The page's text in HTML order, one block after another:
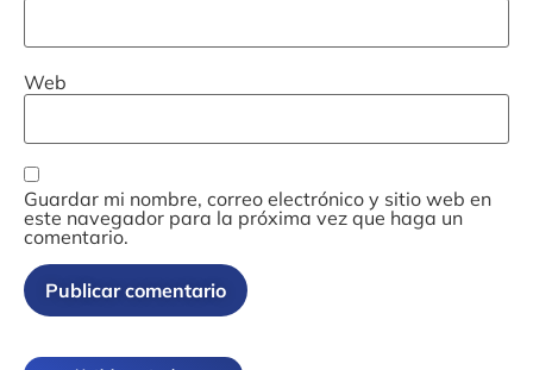
Web
Guardar mi nombre, correo electrónico y sitio web en
este navegador para la próxima vez que haga un
comentario.